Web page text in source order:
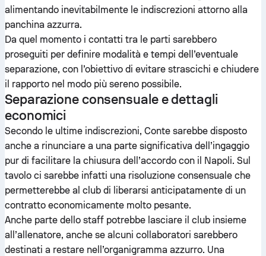
alimentando inevitabilmente le indiscrezioni attorno alla
panchina azzurra.
Da quel momento i contatti tra le parti sarebbero
proseguiti per definire modalità e tempi dell’eventuale
separazione, con l’obiettivo di evitare strascichi e chiudere
il rapporto nel modo più sereno possibile.
Separazione consensuale e dettagli
economici
Secondo le ultime indiscrezioni, Conte sarebbe disposto
anche a rinunciare a una parte significativa dell’ingaggio
pur di facilitare la chiusura dell’accordo con il Napoli. Sul
tavolo ci sarebbe infatti una risoluzione consensuale che
permetterebbe al club di liberarsi anticipatamente di un
contratto economicamente molto pesante.
Anche parte dello staff potrebbe lasciare il club insieme
all’allenatore, anche se alcuni collaboratori sarebbero
destinati a restare nell’organigramma azzurro. Una